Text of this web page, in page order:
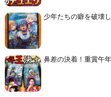
少年たちの癖を破壊
鼻差の決着！重賞午